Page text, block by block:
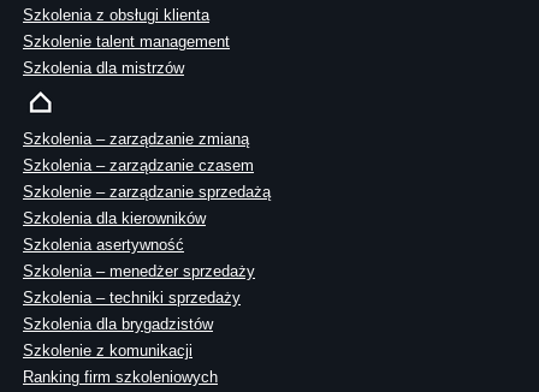
Szkolenia z obsługi klienta
Szkolenie talent management
Szkolenia dla mistrzów
Szkolenia – zarządzanie zmianą
Szkolenia – zarządzanie czasem
Szkolenie – zarządzanie sprzedażą
Szkolenia dla kierowników
Szkolenia asertywność
Szkolenia – menedżer sprzedaży
Szkolenia – techniki sprzedaży
Szkolenia dla brygadzistów
Szkolenie z komunikacji
Ranking firm szkoleniowych